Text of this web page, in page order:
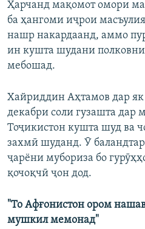
Ҳарчанд мақомот омори
ба ҳангоми иҷрои
нашр накардаанд, аммо
ин кушта шудани
мебошад.
Хайриддин Аҳтамов дар
декабри соли гузашта дар
Тоҷикистон кушта шуд ва
захмӣ шуданд. Ӯ
ҷарёни мубориза бо
қочоқчӣ ҷон дод.
"То Афғонистон ором
мушкил мемонад"